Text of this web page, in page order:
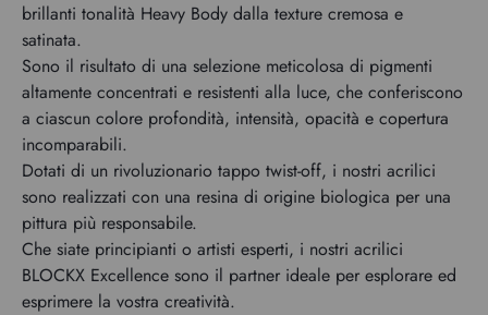
brillanti tonalità Heavy Body dalla texture cremosa e
satinata.
Sono il risultato di una selezione meticolosa di pigmenti
altamente concentrati e resistenti alla luce, che conferiscono
a ciascun colore profondità, intensità, opacità e copertura
incomparabili.
Dotati di un rivoluzionario tappo twist-off, i nostri acrilici
sono realizzati con una resina di origine biologica per una
pittura più responsabile.
Che siate principianti o artisti esperti, i nostri acrilici
BLOCKX Excellence sono il partner ideale per esplorare ed
esprimere la vostra creatività.